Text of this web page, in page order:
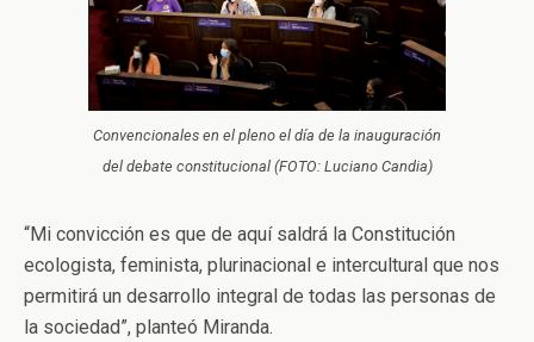
Convencionales en el pleno el día de la inauguración
del debate constitucional (FOTO: Luciano Candia)
“Mi convicción es que de aquí saldrá la Constitución
ecologista, feminista, plurinacional e intercultural que nos
permitirá un desarrollo integral de todas las personas de
la sociedad”, planteó Miranda.